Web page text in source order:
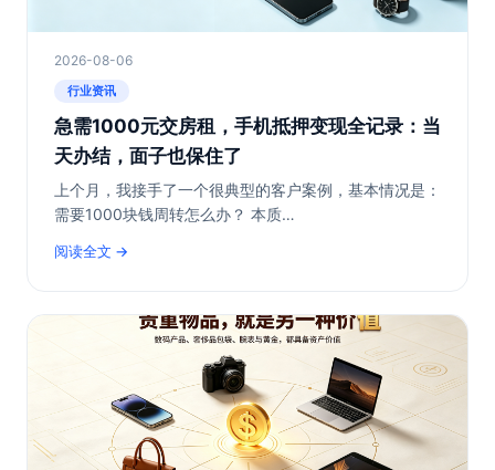
2026-08-06
行业资讯
急需1000元交房租，手机抵押变现全记录：当
天办结，面子也保住了
上个月，我接手了一个很典型的客户案例，基本情况是：
需要1000块钱周转怎么办？ 本质…
阅读全文